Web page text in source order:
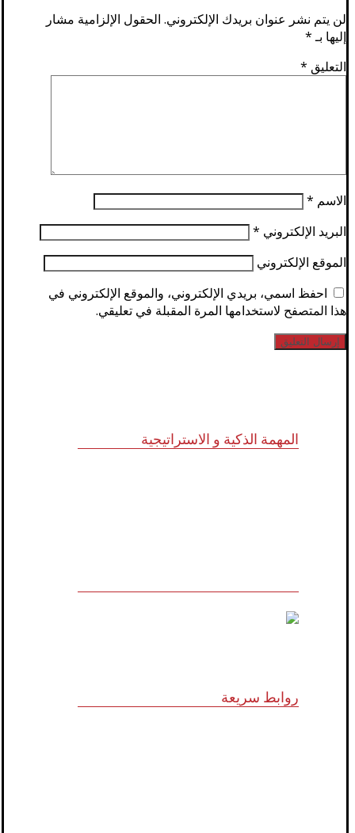
لن يتم نشر عنوان بريدك الإلكتروني. الحقول الإلزامية مشار
إليها بـ*
التعليق *
الاسم *
البريد الإلكتروني *
الموقع الإلكتروني
احفظ اسمي، بريدي الإلكتروني، والموقع الإلكتروني في
هذا المتصفح لاستخدامها المرة المقبلة في تعليقي.
المهمة الذكية و الاستراتيجية
روابط سريعة